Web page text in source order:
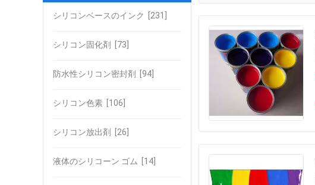
シリコンベースのインク [231]
シリコン固化剤 [73]
防水性シリコン密封剤 [94]
シリコン色素 [106]
シリコン放出剤 [26]
液体のシリコーン ゴム [14]